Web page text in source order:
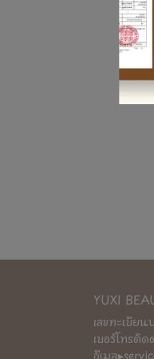
YUXI
เลขทะเบีย
เบอร์โทรติ
อีเมล